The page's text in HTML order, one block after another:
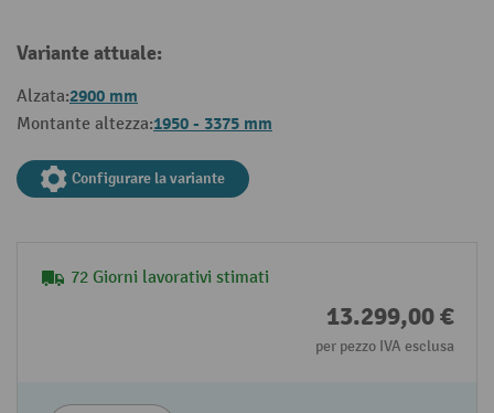
Variante attuale:
Alzata:2900 mm
Montante altezza:1950 - 3375 mm
Configurare la variante
72 Giorni lavorativi stimati
13.299,00 €
per pezzo IVA esclusa